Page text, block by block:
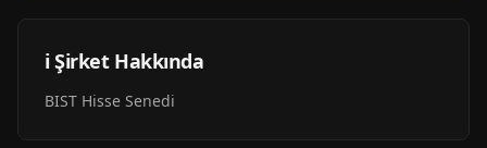
ℹ️ Şirket Hakkında
BIST Hisse Senedi